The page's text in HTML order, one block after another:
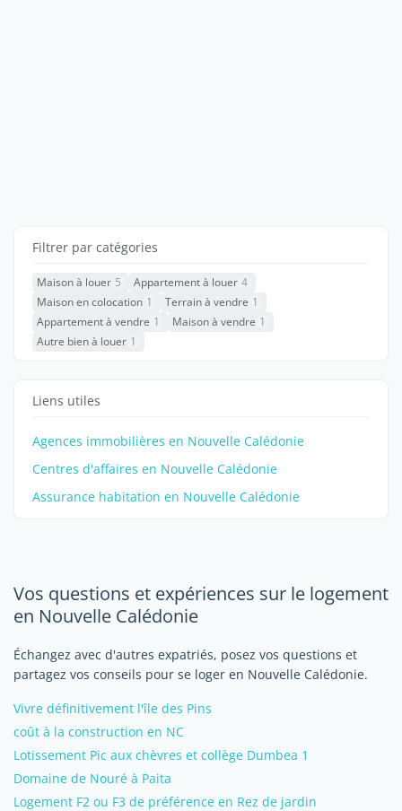
Filtrer par catégories
Maison à louer 5 Appartement à louer 4
Maison en colocation 1 Terrain à vendre 1
Appartement à vendre 1 Maison à vendre 1
Autre bien à louer 1
Liens utiles
Agences immobilières en Nouvelle Calédonie
Centres d'affaires en Nouvelle Calédonie
Assurance habitation en Nouvelle Calédonie
Vos questions et expériences sur le logement
en Nouvelle Calédonie
Échangez avec d'autres expatriés, posez vos questions et
partagez vos conseils pour se loger en Nouvelle Calédonie.
Vivre définitivement l'île des Pins
coût à la construction en NC
Lotissement Pic aux chèvres et collège Dumbea 1
Domaine de Nouré à Paita
Logement F2 ou F3 de préférence en Rez de jardin